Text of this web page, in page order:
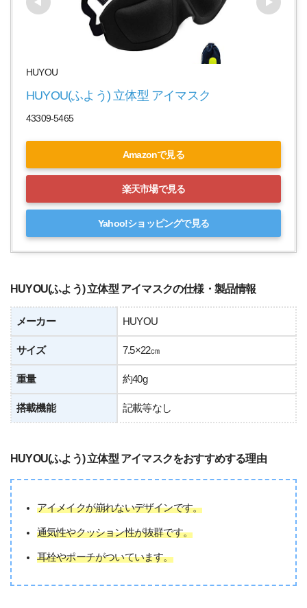
HUYOU
HUYOU(ふよう) 立体型 アイマスク
43309-5465
Amazonで見る
楽天市場で見る
Yahoo!ショッピングで見る
HUYOU(ふよう) 立体型 アイマスクの仕様・製品情報
メーカー HUYOU
サイズ 7.5×22㎝
重量 約40g
搭載機能 記載等なし
HUYOU(ふよう) 立体型 アイマスクをおすすめする理由
アイメイクが崩れないデザインです。
通気性やクッション性が抜群です。
耳栓やポーチがついています。